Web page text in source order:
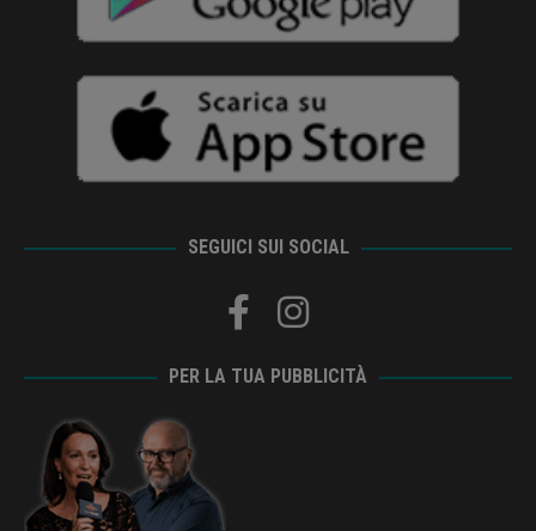
SEGUICI SUI SOCIAL
PER LA TUA PUBBLICITÀ